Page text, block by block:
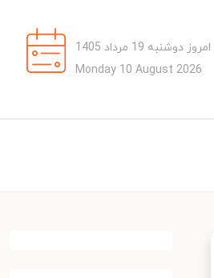
امروز دوشنبه 19 مرداد 1405
Monday 10 August 2026